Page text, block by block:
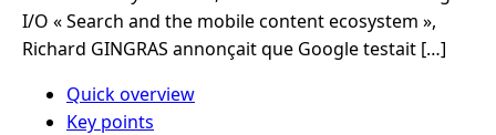
I/O « Search and the mobile content ecosystem »,
Richard GINGRAS annonçait que Google testait […]
Quick overview
Key points